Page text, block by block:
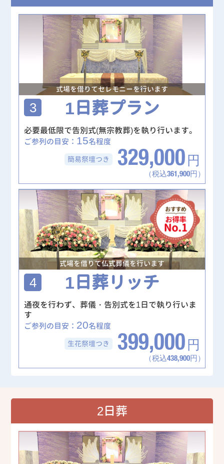
式場を借りてセレモニーを行います
3 1日葬プラン
必要最低限で告別式(無宗教葬)を執り行います。
ご参列の目安： 15名程度
簡易祭壇つき 329,000 円
（税込361,900円）
式場を借りて仏式葬儀を行います
4 1日葬リッチ
通夜を行わず、葬儀・告別式を1日で執り行いま
す
ご参列の目安： 20名程度
生花祭壇つき 399,000 円
（税込438,900円）
2日葬